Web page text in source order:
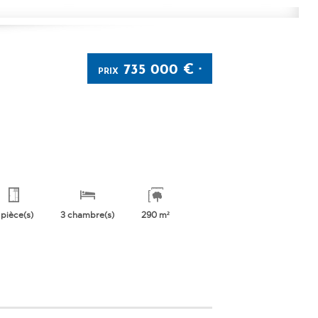
PRIX 735 000 €*
3 chambre(s) 290 m²